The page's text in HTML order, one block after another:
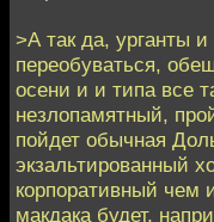
>А так да, урганты
переобуваться,
осени и и типа все
незлопамятный,
пойдет обычная
экзальтированный
корпоративный чем
макдака будет,